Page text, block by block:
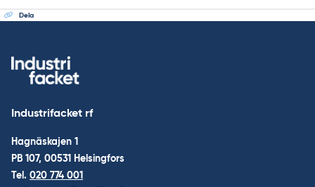
Dela
Industrifacket rf
Hagnäskajen 1
PB 107, 00531 Helsingfors
Tel. 020 774 001